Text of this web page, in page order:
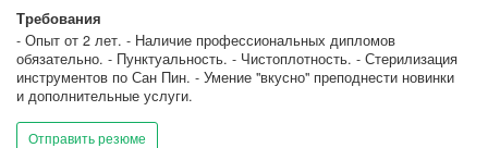
Требования
- Опыт от 2 лет. - Наличие профессиональных дипломов
обязательно. - Пунктуальность. - Чистоплотность. - Стерилизация
инструментов по Сан Пин. - Умение "вкусно" преподнести новинки
и дополнительные услуги.
Отправить резюме